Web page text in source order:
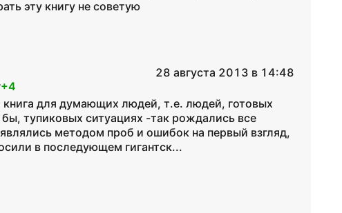
эту книгу не советую
28 августа 2013 в 14:48
+4
для думающих людей, т.е. людей, готовых
тупиковых ситуациях -так рождались все
методом проб и ошибок на первый взгляд,
в последующем гигантск...